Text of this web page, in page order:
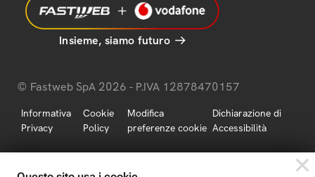
Insieme, siamo futuro
© Fastweb SpA 2026 - P.IVA 12878470157
Informativa
Privacy
Cookie
Policy
Modifica
preferenze cookie
Dichiarazione di
Accessibilità